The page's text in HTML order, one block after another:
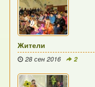
Жители
28 сен 2016 2